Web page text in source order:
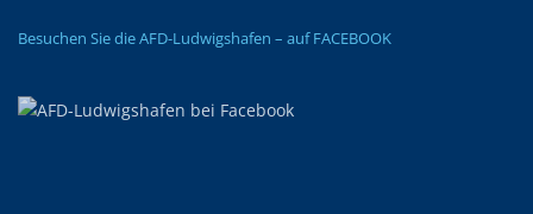
Besuchen Sie die AFD-Ludwigshafen – auf FACEBOOK